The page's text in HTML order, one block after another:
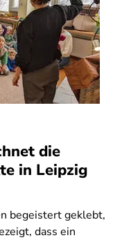
die
in Leipzig
begeistert geklebt,
dass ein